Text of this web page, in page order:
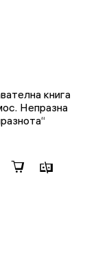
книга
Непразна